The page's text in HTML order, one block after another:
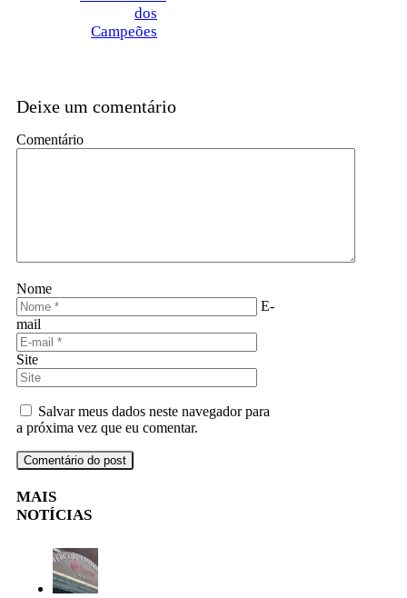
dos
Campeões
Deixe um comentário
Comentário
Nome
E-
mail
Site
Salvar meus dados neste navegador para
a próxima vez que eu comentar.
MAIS
NOTÍCIAS